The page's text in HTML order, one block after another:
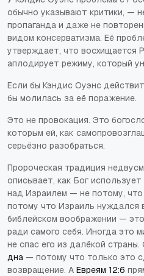
обычно указывают критики, —
пропаганда и даже не
видом консерватизма. Её
утверждает, что восхищается
аплодирует режиму, который
Если бы Кэндис Оуэнс
бы молилась за её поражение.
Это не провокация. Это
которым ей, как
серьёзно разобраться.
Пророческая традиция
описывает, как Бог
над Израилем — не потому,
потому что Израиль нуждался
библейском воображении —
ради самого себя. Иногда это
не спас его из далёкой
дна — потому что только это
возвращение. А Евреям 12:6